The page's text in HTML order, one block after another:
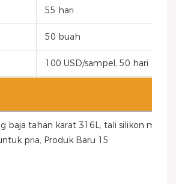
55 hari
50 buah
100 USD/sampel, 50 hari